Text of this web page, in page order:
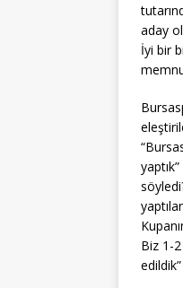
aday
İyi bir
Biz 1-